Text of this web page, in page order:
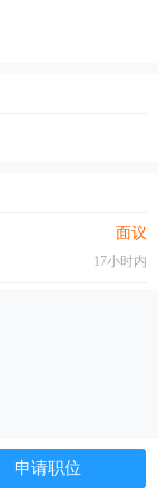
申请职位
面议
17小时内